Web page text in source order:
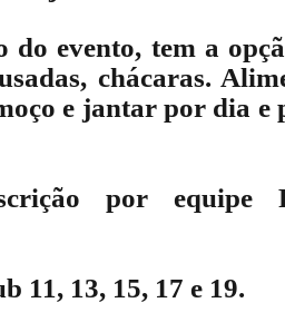
do evento, tem a
chácaras.
e jantar por dia e
por equipe
11, 13, 15, 17 e 19.